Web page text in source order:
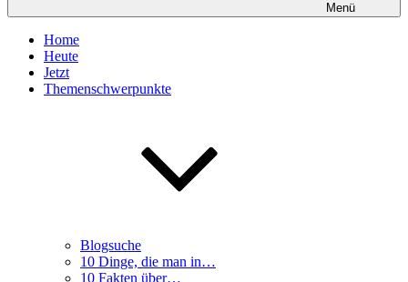
Menü
Home
Heute
Jetzt
Themenschwerpunkte
Blogsuche
10 Dinge, die man in…
10 Fakten über…